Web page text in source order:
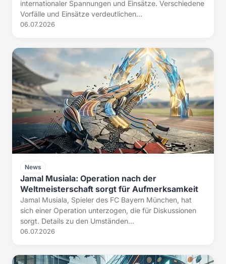
internationaler Spannungen und Einsätze. Verschiedene
Vorfälle und Einsätze verdeutlichen...
06.07.2026
News
Jamal Musiala: Operation nach der
Weltmeisterschaft sorgt für Aufmerksamkeit
Jamal Musiala, Spieler des FC Bayern München, hat
sich einer Operation unterzogen, die für Diskussionen
sorgt. Details zu den Umständen...
06.07.2026